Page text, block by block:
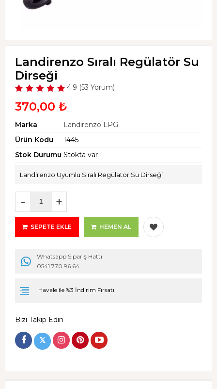
Landirenzo Sıralı Regülatör Su
Dirseği
4.9 (53 Yorum)
370,00 ₺
Marka
Landirenzo LPG
Ürün Kodu
1445
Stok Durumu Stokta var
Landirenzo Uyumlu Sıralı Regülatör Su Dirseği
- +
SEPETE EKLE HEMEN AL
Whatsapp Sipariş Hattı
0541 770 96 64
Havale ile %3 İndirim Fırsatı
Bizi Takip Edin
𝕏